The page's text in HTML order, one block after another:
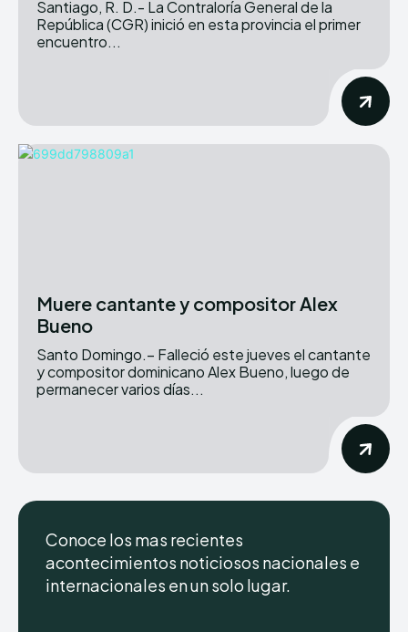
Santiago, R. D.- La Contraloría General de la
República (CGR) inició en esta provincia el primer
encuentro...
Muere cantante y compositor Alex
Bueno
Santo Domingo.– Falleció este jueves el cantante
y compositor dominicano Alex Bueno, luego de
permanecer varios días...
Conoce los mas recientes
acontecimientos noticiosos nacionales e
internacionales en un solo lugar.